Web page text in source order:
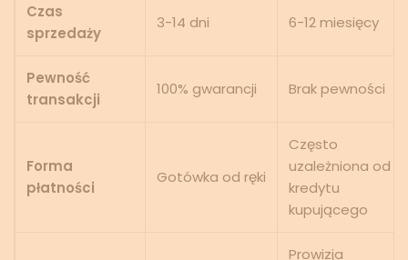
Czas
sprzedaży
3-14 dni 6-12 miesięcy
Pewność
transakcji
100% gwarancji Brak pewności
Forma
płatności
Gotówka od ręki
Często
uzależniona od
kredytu
kupującego
Prowizja